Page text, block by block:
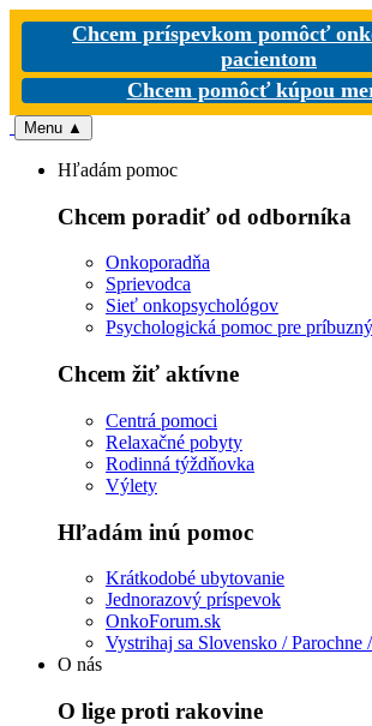
Chcem príspevkom pomôcť
pacientom
Chcem pomôcť kúpou
Menu ▲
Hľadám pomoc
Chcem poradiť od odborníka
Onkoporadňa
Sprievodca
Sieť onkopsychológov
Psychologická pomoc pre
Chcem žiť aktívne
Centrá pomoci
Relaxačné pobyty
Rodinná týždňovka
Výlety
Hľadám inú pomoc
Krátkodobé ubytovanie
Jednorazový príspevok
OnkoForum.sk
Vystrihaj sa Slovensko / Parochne
O nás
O lige proti rakovine